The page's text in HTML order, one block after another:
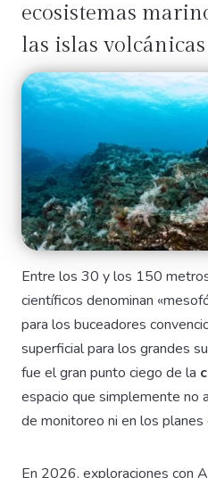
ecosistemas
las islas volcánicas
Entre los 30 y los 150
científicos denominan
para los buceadores
superficial para los grandes
fue el gran punto ciego de la
espacio que simplemente no
de monitoreo ni en los planes
En 2026, exploraciones con